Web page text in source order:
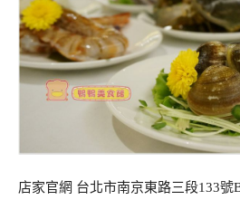
店家官網 台北市南京東路三段133號